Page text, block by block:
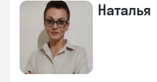
Наталья